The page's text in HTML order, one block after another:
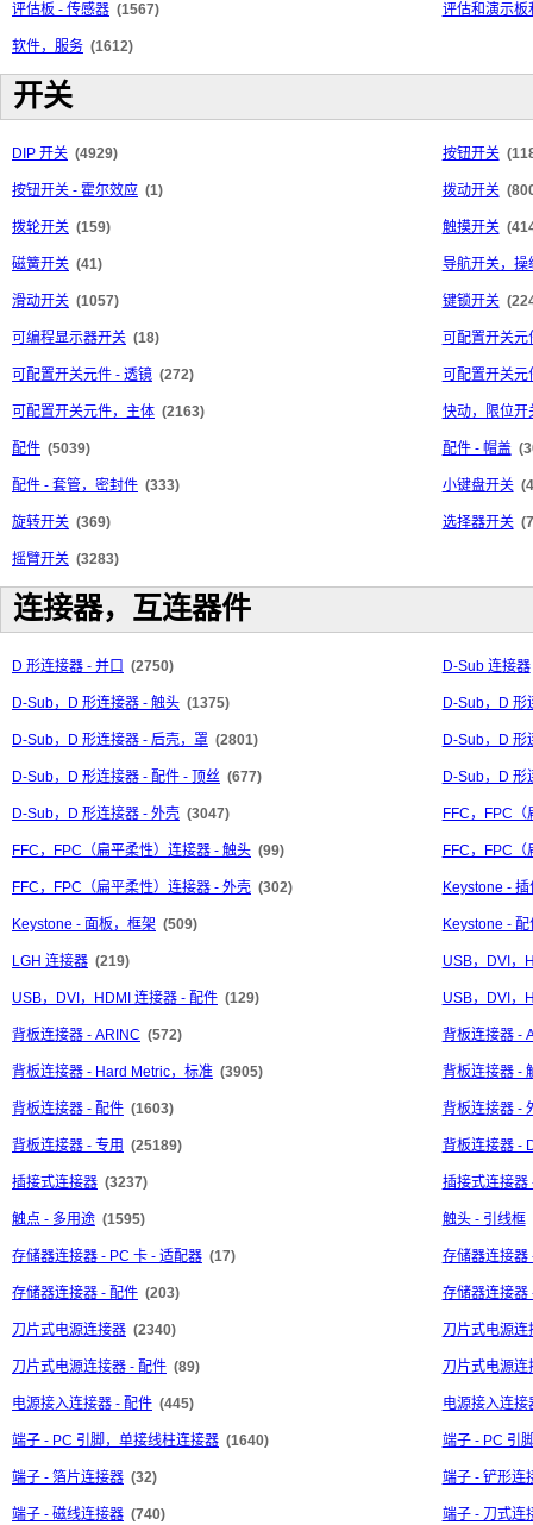
评估板 - 传感器 (1567) 评估和演示板
软件，服务 (1612)
开关
DIP 开关 (4929) 按钮开关
按钮开关 - 霍尔效应 (1) 拨动开关
拨轮开关 (159) 触摸开关
磁簧开关 (41) 导航开关，操
滑动开关 (1057) 键锁开关
可编程显示器开关 (18) 可配置开关元
可配置开关元件 - 透镜 (272) 可配置开关元
可配置开关元件，主体 (2163) 快动，限位开
配件 (5039) 配件 - 帽盖
配件 - 套管，密封件 (333) 小键盘开关
旋转开关 (369) 选择器开关
摇臂开关 (3283)
连接器，互连器件
D 形连接器 - 并口 (2750) D-Sub 连接器
D-Sub，D 形连接器 - 触头 (1375) D-Sub，D 形
D-Sub，D 形连接器 - 后壳，罩 (2801) D-Sub，D 形
D-Sub，D 形连接器 - 配件 - 顶丝 (677) D-Sub，D 形
D-Sub，D 形连接器 - 外壳 (3047) FFC，FPC（
FFC，FPC（扁平柔性）连接器 - 触头 (99) FFC，FPC（
FFC，FPC（扁平柔性）连接器 - 外壳 (302) Keystone - 插
Keystone - 面板，框架 (509) Keystone - 配
LGH 连接器 (219) USB，DVI，
USB，DVI，HDMI 连接器 - 配件 (129) USB，DVI，
背板连接器 - ARINC (572) 背板连接器 -
背板连接器 - Hard Metric，标准 (3905) 背板连接器 -
背板连接器 - 配件 (1603) 背板连接器 -
背板连接器 - 专用 (25189) 背板连接器 -
插接式连接器 (3237) 插接式连接器
触点 - 多用途 (1595) 触头 - 引线框
存储器连接器 - PC 卡 - 适配器 (17) 存储器连接器
存储器连接器 - 配件 (203) 存储器连接器
刀片式电源连接器 (2340) 刀片式电源连
刀片式电源连接器 - 配件 (89) 刀片式电源
电源接入连接器 - 配件 (445) 电源接入连接
端子 - PC 引脚，单接线柱连接器 (1640) 端子 - PC 引
端子 - 箔片连接器 (32) 端子 - 铲形连
端子 - 磁线连接器 (740) 端子 - 刀式连